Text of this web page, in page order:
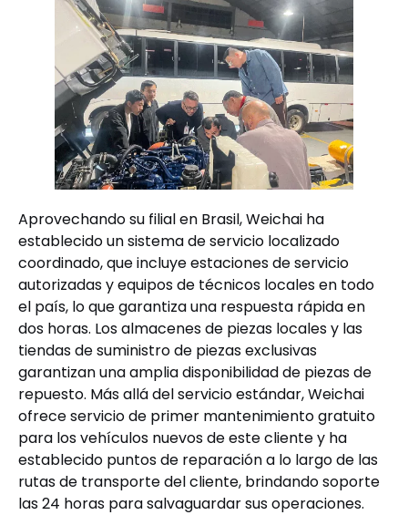
Aprovechando su filial en Brasil, Weichai ha
establecido un sistema de servicio localizado
coordinado, que incluye estaciones de servicio
autorizadas y equipos de técnicos locales en todo
el país, lo que garantiza una respuesta rápida en
dos horas. Los almacenes de piezas locales y las
tiendas de suministro de piezas exclusivas
garantizan una amplia disponibilidad de piezas de
repuesto. Más allá del servicio estándar, Weichai
ofrece servicio de primer mantenimiento gratuito
para los vehículos nuevos de este cliente y ha
establecido puntos de reparación a lo largo de las
rutas de transporte del cliente, brindando soporte
las 24 horas para salvaguardar sus operaciones.